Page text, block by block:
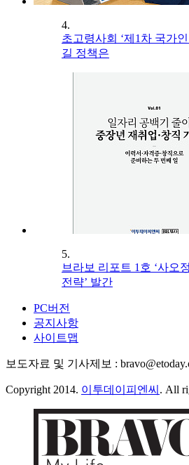
4.
초고령사회 ‘제1차 국가
길 정책은
5.
브라보 리포트 1호 ‘사오
전략’ 발간
PC버전
공지사항
사이트맵
보도자료 및 기사제보 :
Copyright 2014. 이투데이피엔씨 . All